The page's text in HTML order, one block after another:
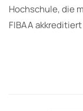
Hochschule, die
FIBAA